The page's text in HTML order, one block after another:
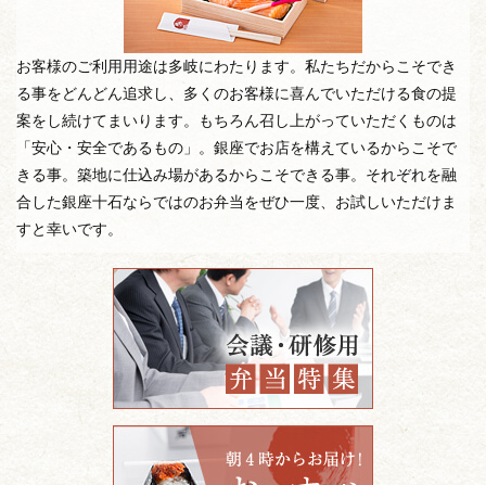
お客様のご利用用途は多岐にわたります。私たちだからこそでき
る事をどんどん追求し、多くのお客様に喜んでいただける食の提
案をし続けてまいります。もちろん召し上がっていただくものは
「安心・安全であるもの」。銀座でお店を構えているからこそで
きる事。築地に仕込み場があるからこそできる事。それぞれを融
合した銀座十石ならではのお弁当をぜひ一度、お試しいただけま
すと幸いです。